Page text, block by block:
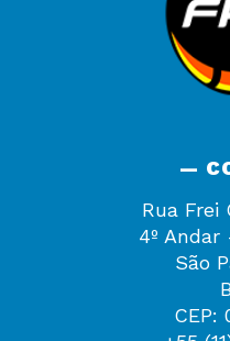
—
Rua Frei
4º
São
CEP: